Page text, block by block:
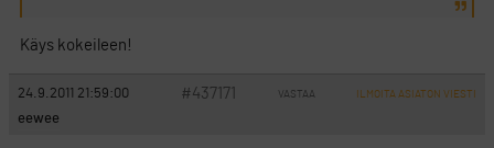
Käys kokeileen!
24.9.2011 21:59:00 #437171 VASTAA ILMOITA ASIATON VIESTI
eewee